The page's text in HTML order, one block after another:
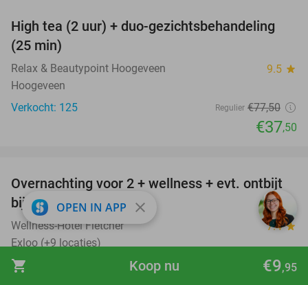
shopping_cart €9,95
Koop nu
52%
High tea (2 uur) + duo-gezichtsbehandeling
(25 min)
Relax & Beautypoint Hoogeveen 9.5 star
Hoogeveen
Verkocht: 125
Regulier €77,50
€37,50
55%
Overnachting voor 2 + wellness + evt. ontbijt
bij Fletcher Hotels
Wellness-Hotel Fletcher 7.4star
Exloo (+9 locaties)
Verkocht: 1.021
€175
OPEN IN APP close